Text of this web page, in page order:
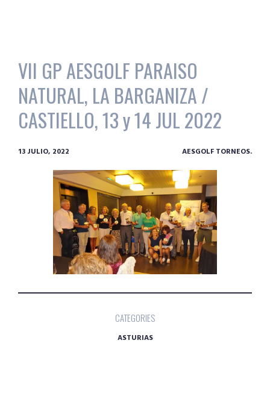
VII GP AESGOLF PARAISO
NATURAL, LA BARGANIZA /
CASTIELLO, 13 y 14 JUL 2022
13 JULIO, 2022 AESGOLF TORNEOS.
CATEGORIES
ASTURIAS